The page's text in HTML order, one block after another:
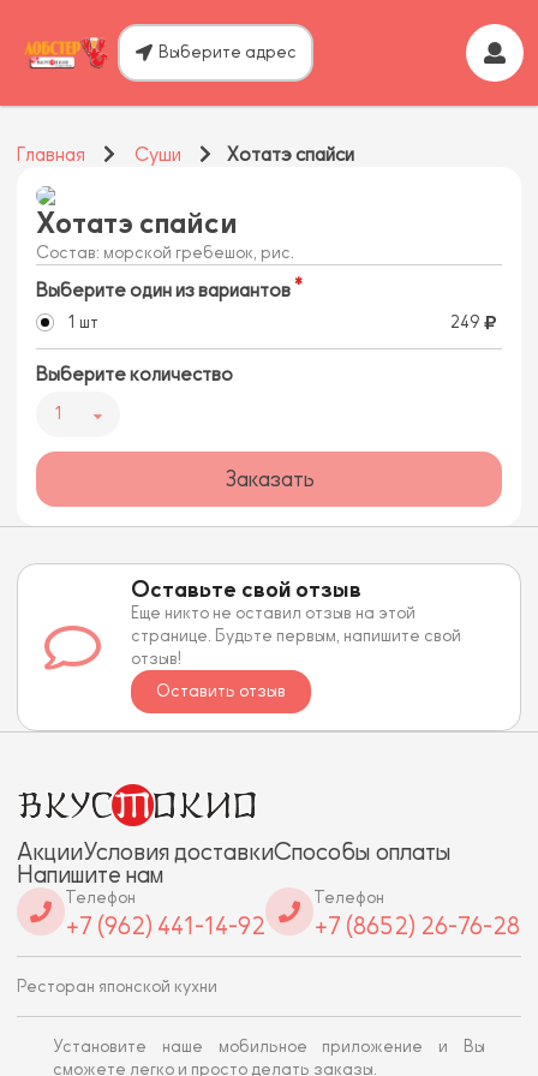
Выберите адрес
Главная Суши Хотатэ спайси
Хотатэ спайси
Состав: морской гребешок, рис.
Выберите один из вариантов
1 шт 249
Выберите количество
1
Заказать
Оставьте свой отзыв
Еще никто не оставил отзыв на этой
странице. Будьте первым, напишите свой
отзыв!
Оставить отзыв
АкцииУсловия доставкиСпособы оплаты
Напишите нам
Телефон
+7 (962) 441-14-92
Телефон
+7 (8652) 26-76-28
Ресторан японской кухни
Установите наше мобильное приложение и Вы
сможете легко и просто делать заказы.